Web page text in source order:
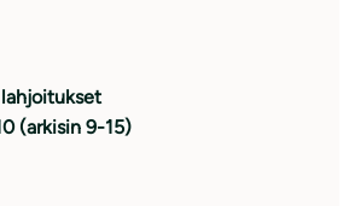
(arkisin 9-15)